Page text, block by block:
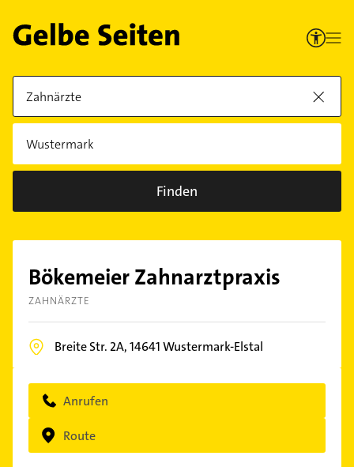
Finden
Bökemeier Zahnarztpraxis
ZAHNÄRZTE
Breite Str. 2A,14641Wustermark-Elstal
Anrufen
Route